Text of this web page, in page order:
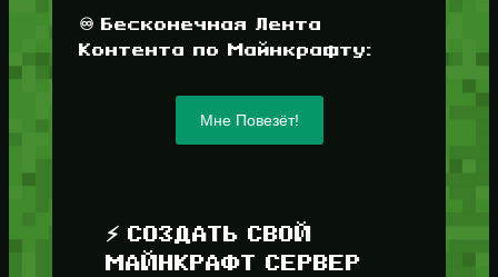
♾️ Бесконечная Лента
Контента по Майнкрафту:
Мне Повезёт!
⚡ СОЗДАТЬ СВОЙ
МАЙНКРАФТ СЕРВЕР